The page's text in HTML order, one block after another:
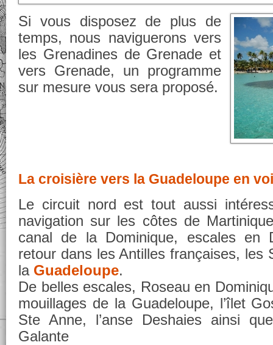
Si vous disposez de plus de
temps, nous naviguerons vers
les Grenadines de Grenade et
vers Grenade, un programme
sur mesure vous sera proposé.
La croisière vers la Guadeloupe en
Le circuit nord est tout aussi
navigation sur les côtes de
canal de la Dominique, escales en
retour dans les Antilles françaises, les
la Guadeloupe.
De belles escales, Roseau en
mouillages de la Guadeloupe, l’îlet
Ste Anne, l’anse Deshaies ainsi
Galante